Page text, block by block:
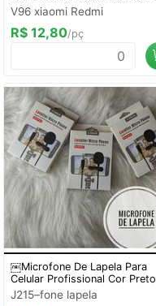
V96 xiaomi Redmi
R$ 12,80/pç
￼Microfone De Lapela Para
Celular Profissional Cor Preto
J215–fone lapela